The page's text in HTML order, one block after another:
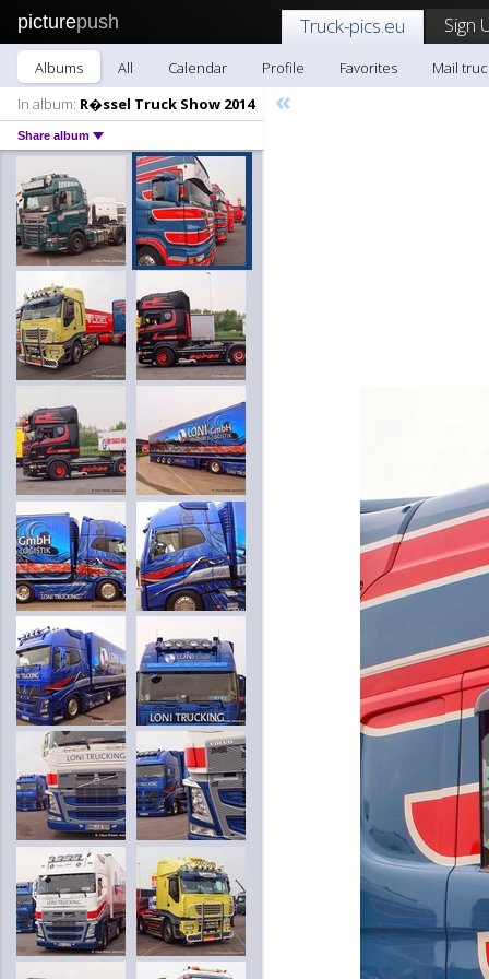
picturepush Truck-pics.eu Sign
Albums All Calendar Profile Favorites
Mail
In album: R�ssel Truck Show 2014
Share album
«